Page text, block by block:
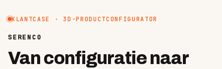
KLANTCASE · 3D-PRODUCTCONFIGURATOR
SERENCO
Van configuratie naar